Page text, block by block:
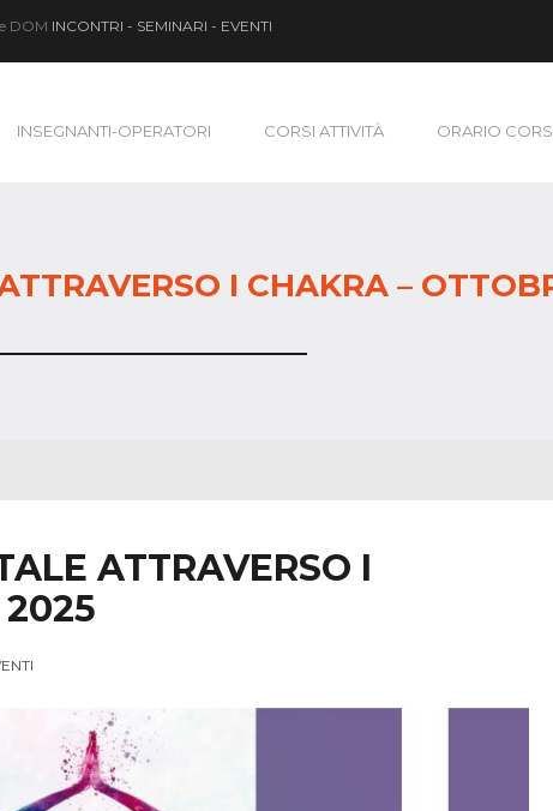
DOM INCONTRI - SEMINARI - EVENTI
INSEGNANTI-OPERATORI CORSI ATTIVITÀ ORARIO
I CHAKRA –
ATTRAVERSO I